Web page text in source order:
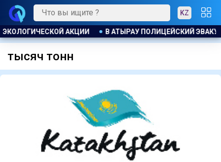
KZ
ЖИТЕЛЕЙ ДОМА ПРИ ПОЖАРЕ ПОЖАР НА
тысяч тонн